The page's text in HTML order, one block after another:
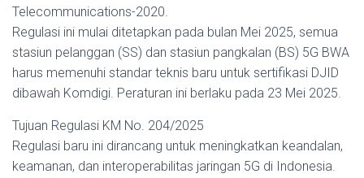
Telecommunications-2020.
Regulasi ini mulai ditetapkan pada bulan Mei 2025, semua
stasiun pelanggan (SS) dan stasiun pangkalan (BS) 5G BWA
harus memenuhi standar teknis baru untuk sertifikasi DJID
dibawah Komdigi. Peraturan ini berlaku pada 23 Mei 2025.
Tujuan Regulasi KM No. 204/2025
Regulasi baru ini dirancang untuk meningkatkan keandalan,
keamanan, dan interoperabilitas jaringan 5G di Indonesia.